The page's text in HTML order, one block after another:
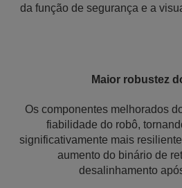
da função de segurança e a
Maior robustez
Os componentes melhorados
fiabilidade do robô,
significativamente mais
aumento do binário de
desalinhamento